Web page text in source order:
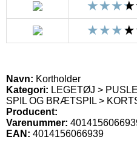
Navn: Kortholder
Kategori: LEGETØJ >
SPIL OG BRÆTSPIL >
Producent:
Varenummer:
EAN: 4014156066939